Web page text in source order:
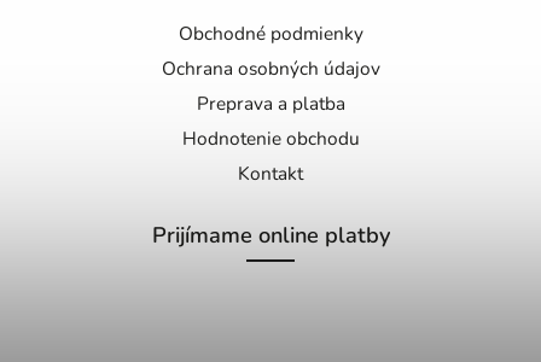
Obchodné podmienky
Ochrana osobných údajov
Preprava a platba
Hodnotenie obchodu
Kontakt
Prijímame online platby